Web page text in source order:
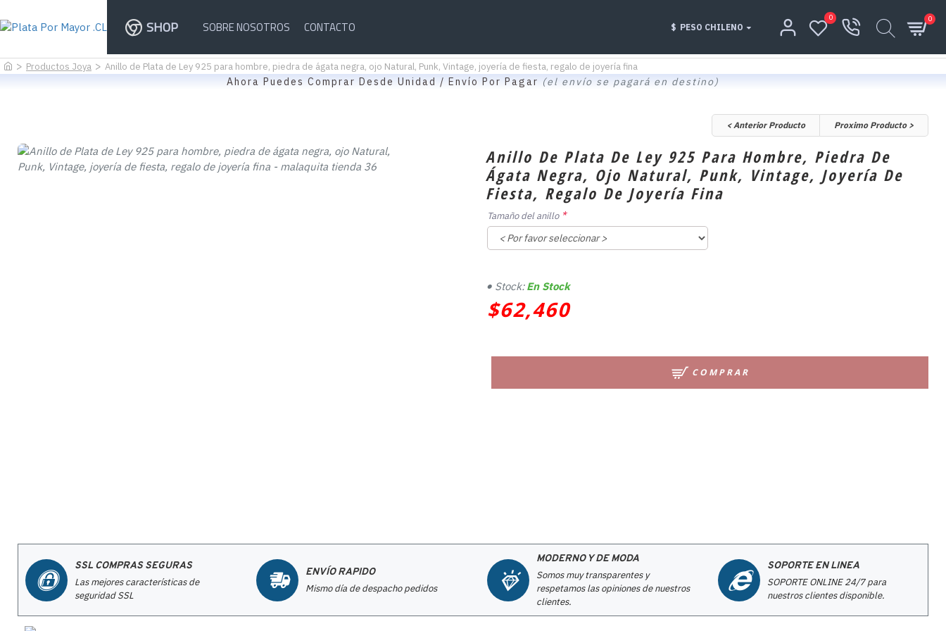
SHOP SOBRE NOSOTROS CONTACTO $ PESO CHILENO
0 0
Productos Joya Anillo de Plata de Ley 925 para hombre, piedra de ágata negra, ojo Natural, Punk, Vintage, joyería de fiesta, regalo de joyería fina
Ahora Puedes Comprar Desde Unidad / Envío Por Pagar (el envío se pagará en destino)
< Anterior Producto Proximo Producto >
Anillo De Plata De Ley 925 Para Hombre, Piedra De
Ágata Negra, Ojo Natural, Punk, Vintage, Joyería De
Fiesta, Regalo De Joyería Fina
$62,460
Stock: En Stock
Tamaño del anillo
COMPRAR
SSL COMPRAS SEGURAS
Las mejores características de
seguridad SSL
ENVÍO RAPIDO
Mismo día de despacho pedidos
MODERNO Y DE MODA
Somos muy transparentes y
respetamos las opiniones de nuestros
clientes.
SOPORTE EN LINEA
SOPORTE ONLINE 24/7 para
nuestros clientes disponible.